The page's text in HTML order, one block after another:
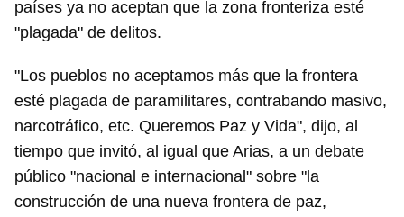
países ya no aceptan que la zona fronteriza esté
"plagada" de delitos.
"Los pueblos no aceptamos más que la frontera
esté plagada de paramilitares, contrabando masivo,
narcotráfico, etc. Queremos Paz y Vida", dijo, al
tiempo que invitó, al igual que Arias, a un debate
público "nacional e internacional" sobre "la
construcción de una nueva frontera de paz,